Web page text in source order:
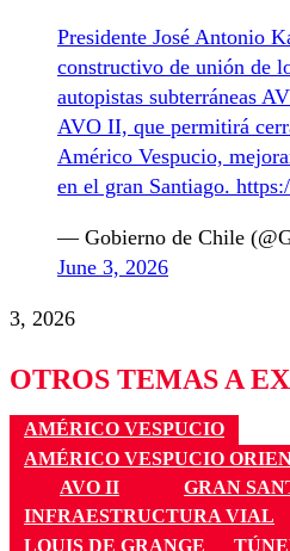
Presidente José Antonio
constructivo de unión de
autopistas subterráneas
AVO II, que permitirá
Américo Vespucio,
en el gran Santiago.
— Gobierno de Chile
June 3, 2026
3, 2026
OTROS TEMAS A
AMÉRICO VESPUCIO
AMÉRICO VESPUCIO
AVO II
GRAN
INFRAESTRUCTURA VIAL
LOUIS DE GRANGE